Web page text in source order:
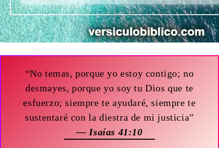
“No temas, porque yo estoy contigo; no
desmayes, porque yo soy tu Dios que te
esfuerzo; siempre te ayudaré, siempre te
sustentaré con la diestra de mi justicia”
— Isaías 41:10